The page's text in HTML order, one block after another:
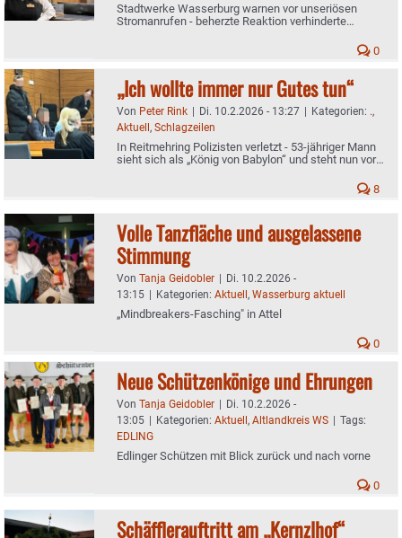
Stadtwerke Wasserburg warnen vor unseriösen
Stromanrufen - beherzte Reaktion verhinderte
0
„Ich wollte immer nur Gutes tun“
Von Peter Rink | Di. 10.2.2026 - 13:27 | Kategorien: .,
Aktuell, Schlagzeilen
In Reitmehring Polizisten verletzt - 53-jähriger Mann
sieht sich als „König von Babylon“ und steht nun vor
8
Volle Tanzfläche und ausgelassene
Stimmung
Von Tanja Geidobler | Di. 10.2.2026 -
13:15 | Kategorien: Aktuell, Wasserburg aktuell
„Mindbreakers-Fasching" in Attel
0
Neue Schützenkönige und Ehrungen
Von Tanja Geidobler | Di. 10.2.2026 -
13:05 | Kategorien: Aktuell, Altlandkreis WS | Tags:
EDLING
Edlinger Schützen mit Blick zurück und nach vorne
0
Schäfflerauftritt am „Kernzlhof“